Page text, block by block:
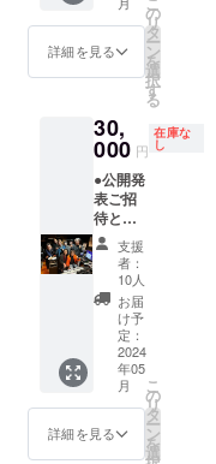
王妃信子殿
下を名誉総
裁にお迎え
り （東
京・丸の
内）でアジ
ア圏最大級
となる
「TOKYOFL
CARPET」
の開催をプ
ロデュー
ス。また
は、EDO
はS・
M・L・
LL。Ｔ
白。 ※
写真デ
ザイン
はイ
メー
ジ。 ●
エール
ソング
「明日
という
名の種
をまこ
う」オ
リジナ
ルCD ●
参加
アー
リジナ
ルTシャ
ツ ※Ｃ
Ｄジャ
ケット
Ｔシャ
ツに参
加アー
ティス
ト全員
のサイ
ン入り
※ペイン
トアー
ティス
トとし
て活躍
するさ
とうた
けしが
デザイ
ンした
詳細を見る
の
リ
タ
ー
ン
を
選
択
す
る
30,
000 円
在庫な
し
●公開発
表ご招
待と参
加アー
ティス
ト全員
との記
念撮影
（集合
写真）
※5月25
日17
時、東
京日本
橋で行
支援
者：
10人
お届
け予
定：
2024
年05
月
詳細を見る
こ
の
リ
タ
ー
ン
を
選